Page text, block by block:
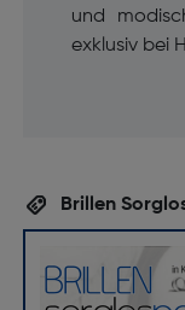
und
exklusiv bei
Brillen